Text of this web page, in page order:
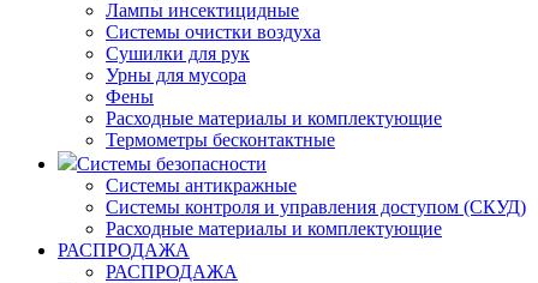
Лампы инсектицидные
Системы очистки воздуха
Сушилки для рук
Урны для мусора
Фены
Расходные материалы и комплектующие
Термометры бесконтактные
Системы безопасности
Системы антикражные
Системы контроля и управления доступом (СКУД)
Расходные материалы и комплектующие
РАСПРОДАЖА
РАСПРОДАЖА